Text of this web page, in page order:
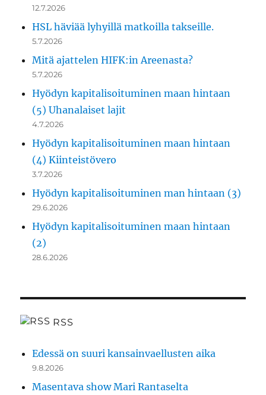
12.7.2026
HSL häviää lyhyillä matkoilla takseille.
5.7.2026
Mitä ajattelen HIFK:in Areenasta?
5.7.2026
Hyödyn kapitalisoituminen maan hintaan
(5) Uhanalaiset lajit
4.7.2026
Hyödyn kapitalisoituminen maan hintaan
(4) Kiinteistövero
3.7.2026
Hyödyn kapitalisoituminen man hintaan (3)
29.6.2026
Hyödyn kapitalisoituminen maan hintaan
(2)
28.6.2026
RSS
Edessä on suuri kansainvaellusten aika
9.8.2026
Masentava show Mari Rantaselta